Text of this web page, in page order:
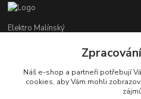
Elektro Malínský
+420 608 255 160
(Po-Čt - 8:30-16:00, Pá - 8:30-14:00)
Náš e-shop a partneři potřebují
cookies, aby Vám mohli